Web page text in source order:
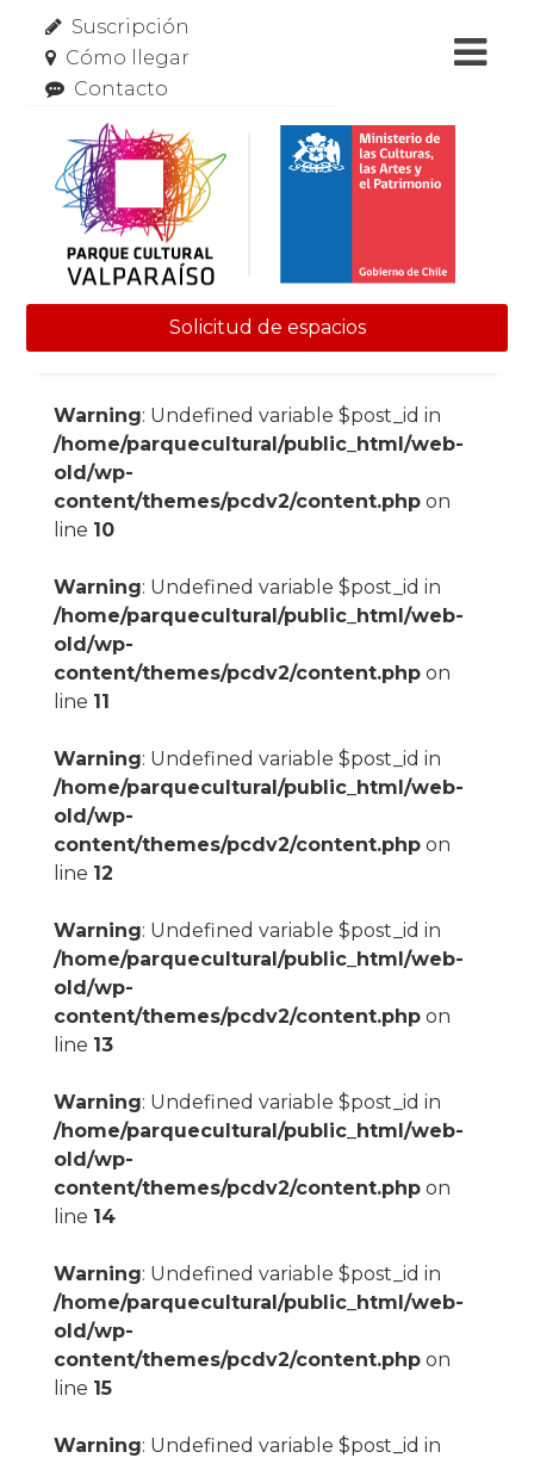
Suscripción
Cómo llegar
Contacto
Solicitud de espacios
Warning: Undefined variable $post_id in
/home/parquecultural/public_html/web-
old/wp-
content/themes/pcdv2/content.phpon
line 10
Warning: Undefined variable $post_id in
/home/parquecultural/public_html/web-
old/wp-
content/themes/pcdv2/content.phpon
line 11
Warning: Undefined variable $post_id in
/home/parquecultural/public_html/web-
old/wp-
content/themes/pcdv2/content.phpon
line 12
Warning: Undefined variable $post_id in
/home/parquecultural/public_html/web-
old/wp-
content/themes/pcdv2/content.phpon
line 13
Warning: Undefined variable $post_id in
/home/parquecultural/public_html/web-
old/wp-
content/themes/pcdv2/content.phpon
line 14
Warning: Undefined variable $post_id in
/home/parquecultural/public_html/web-
old/wp-
content/themes/pcdv2/content.phpon
line 15
Warning: Undefined variable $post_id in